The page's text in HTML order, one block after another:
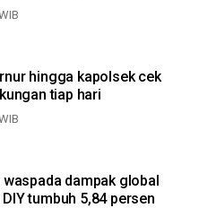
hingga kapolsek cek
tiap hari
dampak global
tumbuh 5,84 persen